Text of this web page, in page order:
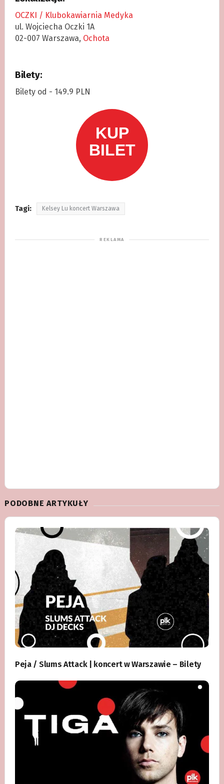
OCZKI / Klubokawiarnia Medyka
ul. Wojciecha Oczki 1A
02-007 Warszawa, Ochota
Bilety:
Bilety od - 149.9 PLN
Tagi: Kelsey Lu koncert Warszawa
PODOBNE ARTYKUŁY
Peja / Slums Attack | koncert w Warszawie – Bilety